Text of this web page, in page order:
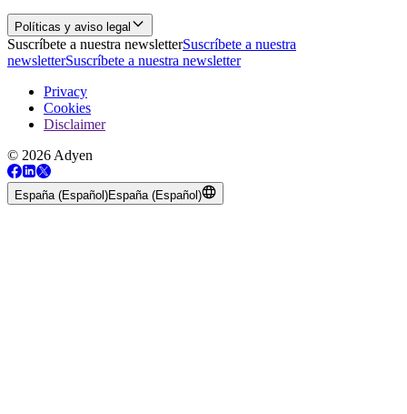
Políticas y aviso legal
Suscríbete a nuestra newsletterSuscríbete a nuestra
newsletterSuscríbete a nuestra newsletter
Privacy
Cookies
Disclaimer
© 2026 Adyen
España (Español)España (Español)